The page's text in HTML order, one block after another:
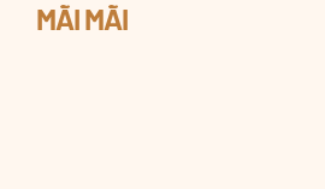
MÃI MÃI